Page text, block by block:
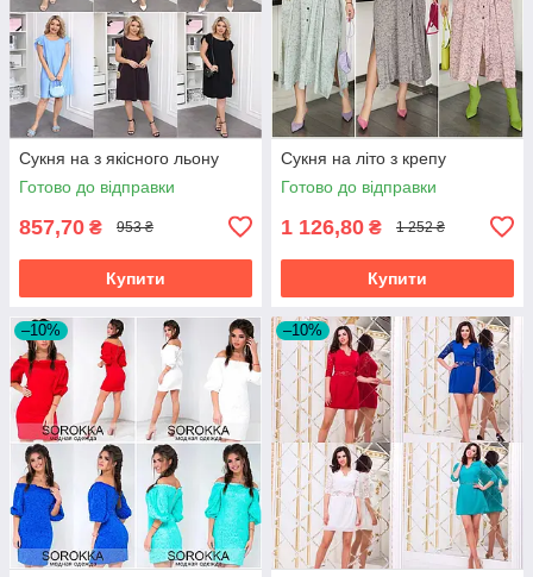
Сукня на з якісного льону
Готово до відправки
857,70 ₴ 953 ₴
Купити
Сукня на літо з крепу
Готово до відправки
1 126,80 ₴ 1 252 ₴
Купити
–10% –10%